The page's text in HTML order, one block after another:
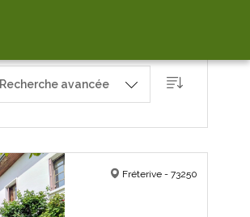
Recherche avancée
Fréterive - 73250